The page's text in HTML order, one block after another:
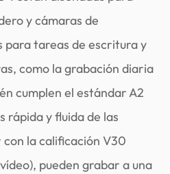
y cámaras de
tareas de escritura y
como la grabación diaria
cumplen el estándar A2
rápida y fluida de las
la calificación V30
pueden grabar a una